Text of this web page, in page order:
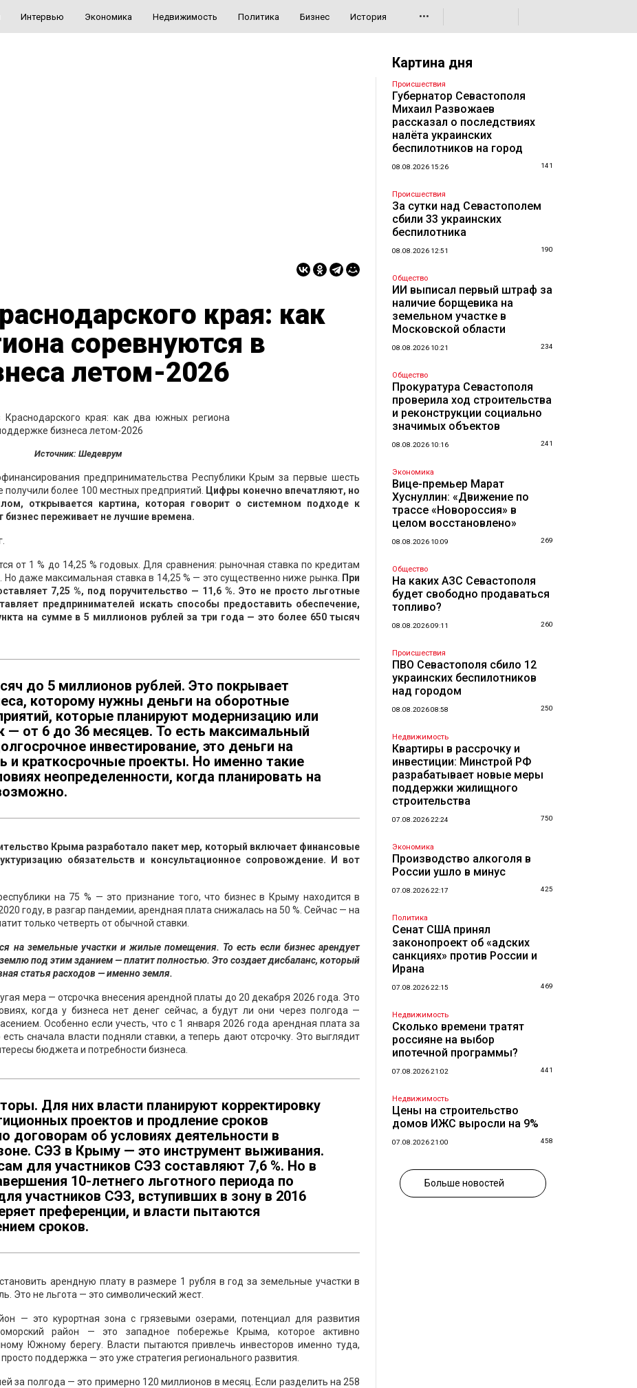
Интервью Экономика Недвижимость Политика Бизнес История •••
края: как
соревнуются в
летом-2026
Источник: Шедеврум
предпринимательства Республики Крым за первые шесть
более 100 местных предприятий.
Цифры конечно впечатляют, но
открывается картина, которая говорит о системном подходе к
бизнес переживает не лучшие времена.
от 1 % до 14,25 % годовых. Для сравнения: рыночная ставка по кредитам
даже максимальная ставка в 14,25 % — это существенно ниже рынка.
При
7,25 %, под поручительство — 11,6 %. Это не просто льготные
предпринимателей искать способы предоставить обеспечение,
на сумме в 5 миллионов рублей за три года — это более 650 тысяч
до 5 миллионов рублей. Это покрывает
которому нужны деньги на оборотные
которые планируют модернизацию или
— от 6 до 36 месяцев. То есть максимальный
инвестирование, это деньги на
и краткосрочные проекты. Но именно такие
неопределенности, когда планировать на
Крыма разработало пакет мер, который включает финансовые
обязательств и консультационное сопровождение. И вот
на 75 % — это признание того, что бизнес в Крыму находится в
году, в разгар пандемии, арендная плата снижалась на 50 %. Сейчас — на
только четверть от обычной ставки.
на земельные участки и жилые помещения. То есть если бизнес арендует
под этим зданием — платит полностью. Это создает дисбаланс, который
статья расходов — именно земля.
мера — отсрочка внесения арендной платы до 20 декабря 2026 года. Это
когда у бизнеса нет денег сейчас, а будут ли они через полгода —
Особенно если учесть, что с 1 января 2026 года арендная плата за
сначала власти подняли ставки, а теперь дают отсрочку. Это выглядит
бюджета и потребности бизнеса.
Для них власти планируют корректировку
проектов и продление сроков
договорам об условиях деятельности в
СЭЗ в Крыму — это инструмент выживания.
для участников СЭЗ составляют 7,6 %. Но в
10-летнего льготного периода по
участников СЭЗ, вступивших в зону в 2016
преференции, и власти пытаются
сроков.
арендную плату в размере 1 рубля в год за земельные участки в
Это не льгота — это символический жест.
— это курортная зона с грязевыми озерами, потенциал для развития
район — это западное побережье Крыма, которое активно
Южному берегу. Власти пытаются привлечь инвесторов именно туда,
поддержка — это уже стратегия регионального развития.
за полгода — это примерно 120 миллионов в месяц. Если разделить на 258
Картина дня
Происшествия
Губернатор Севастополя
Михаил Развожаев
рассказал о последствиях
налёта украинских
беспилотников на город
08.08.2026 15:26 141
Происшествия
За сутки над Севастополем
сбили 33 украинских
беспилотника
08.08.2026 12:51 190
Общество
ИИ выписал первый штраф за
наличие борщевика на
земельном участке в
Московской области
08.08.2026 10:21 234
Общество
Прокуратура Севастополя
проверила ход строительства
и реконструкции социально
значимых объектов
08.08.2026 10:16 241
Экономика
Вице-премьер Марат
Хуснуллин: «Движение по
трассе «Новороссия» в
целом восстановлено»
08.08.2026 10:09 269
Общество
На каких АЗС Севастополя
будет свободно продаваться
топливо?
08.08.2026 09:11 260
Происшествия
ПВО Севастополя сбило 12
украинских беспилотников
над городом
08.08.2026 08:58 250
Недвижимость
Квартиры в рассрочку и
инвестиции: Минстрой РФ
разрабатывает новые меры
поддержки жилищного
строительства
07.08.2026 22:24 750
Экономика
Производство алкоголя в
России ушло в минус
07.08.2026 22:17 425
Политика
Сенат США принял
законопроект об «адских
санкциях» против России и
Ирана
07.08.2026 22:15 469
Недвижимость
Сколько времени тратят
россияне на выбор
ипотечной программы?
07.08.2026 21:02 441
Недвижимость
Цены на строительство
домов ИЖС выросли на 9%
07.08.2026 21:00 458
Больше новостей